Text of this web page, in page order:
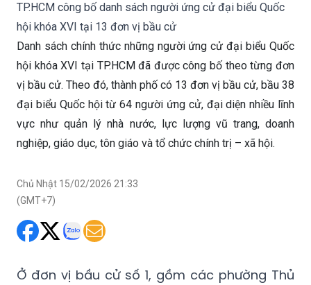
TP.HCM công bố danh sách người ứng cử đại biểu Quốc
hội khóa XVI tại 13 đơn vị bầu cử
Danh sách chính thức những người ứng cử đại biểu Quốc
hội khóa XVI tại TP.HCM đã được công bố theo từng đơn
vị bầu cử. Theo đó, thành phố có 13 đơn vị bầu cử, bầu 38
đại biểu Quốc hội từ 64 người ứng cử, đại diện nhiều lĩnh
vực như quản lý nhà nước, lực lượng vũ trang, doanh
nghiệp, giáo dục, tôn giáo và tổ chức chính trị – xã hội.
Chủ Nhật 15/02/2026 21:33
(GMT+7)
Ở đơn vị bầu cử số 1, gồm các phường Thủ